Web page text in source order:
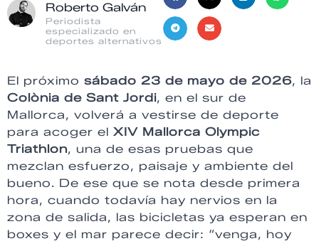
Roberto Galván
Periodista
especializado en
deportes alternativos
El próximo sábado 23 de mayo de 2026, la
Colònia de Sant Jordi, en el sur de
Mallorca, volverá a vestirse de deporte
para acoger el XIV Mallorca Olympic
Triathlon, una de esas pruebas que
mezclan esfuerzo, paisaje y ambiente del
bueno. De ese que se nota desde primera
hora, cuando todavía hay nervios en la
zona de salida, las bicicletas ya esperan en
boxes y el mar parece decir: “venga, hoy